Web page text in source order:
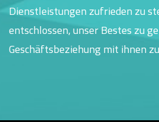
Dienstleistungen zufrieden zu
entschlossen, unser Bestes zu
Geschäftsbeziehung mit ihnen